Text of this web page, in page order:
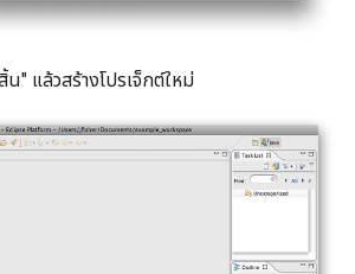
" แล้วสร้างโปรเจ็กต์ใหม่